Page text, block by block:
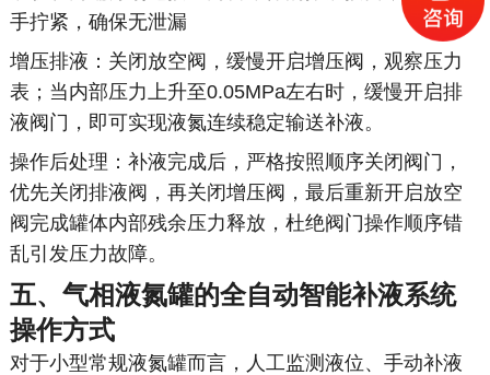
手拧紧，确保无泄漏
增压排液：关闭放空阀，缓慢开启增压阀，观察压力
表；当内部压力上升至0.05MPa左右时，缓慢开启排
液阀门，即可实现液氮连续稳定输送补液。
操作后处理：补液完成后，严格按照顺序关闭阀门，
优先关闭排液阀，再关闭增压阀，最后重新开启放空
阀完成罐体内部残余压力释放，杜绝阀门操作顺序错
乱引发压力故障。
五、气相液氮罐的全自动智能补液系统
操作方式
对于小型常规液氮罐而言，人工监测液位、手动补液